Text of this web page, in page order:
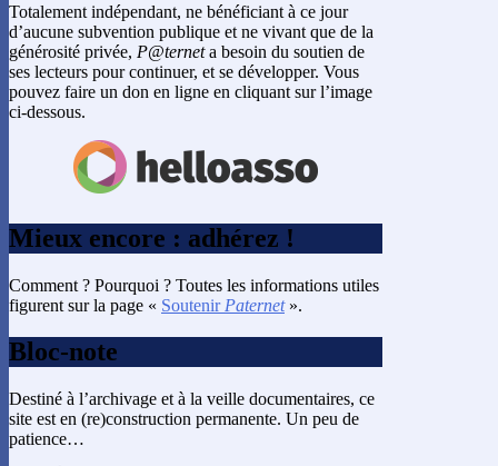
Totalement indépendant, ne bénéficiant à ce jour
d’aucune subvention publique et ne vivant que de la
générosité privée, P@terneta besoin du soutien de
ses lecteurs pour continuer, et se développer. Vous
pouvez faire un don en ligne en cliquant sur l’image
ci-dessous.
Mieux encore : adhérez !
Comment ? Pourquoi ? Toutes les informations utiles
figurent sur la page « Soutenir Paternet».
Bloc-note
Destiné à l’archivage et à la veille documentaires, ce
site est en (re)construction permanente. Un peu de
patience…